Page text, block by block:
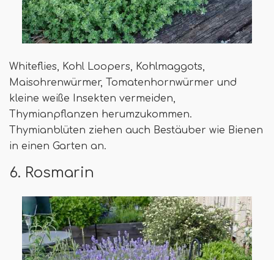
Whiteflies, Kohl Loopers, Kohlmaggots,
Maisohrenwürmer, Tomatenhornwürmer und
kleine weiße Insekten vermeiden,
Thymianpflanzen herumzukommen.
Thymianblüten ziehen auch Bestäuber wie Bienen
in einen Garten an.
6. Rosmarin